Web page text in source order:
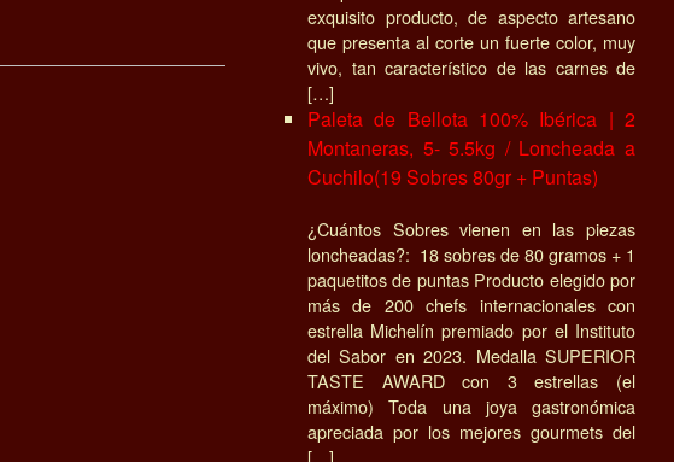
exquisito producto, de aspecto artesano
que presenta al corte un fuerte color, muy
vivo, tan característico de las carnes de
[…]
Paleta de Bellota 100% Ibérica | 2
Montaneras, 5- 5.5kg / Loncheada a
Cuchilo(19 Sobres 80gr + Puntas)
¿Cuántos Sobres vienen en las piezas
loncheadas?: 18 sobres de 80 gramos + 1
paquetitos de puntas Producto elegido por
más de 200 chefs internacionales con
estrella Michelín premiado por el Instituto
del Sabor en 2023. Medalla SUPERIOR
TASTE AWARD con 3 estrellas (el
máximo) Toda una joya gastronómica
apreciada por los mejores gourmets del
[…]